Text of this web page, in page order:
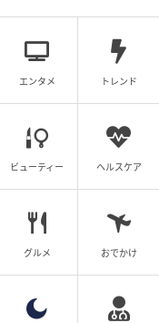
エンタメ トレンド
ビューティー ヘルスケア
グルメ おでかけ